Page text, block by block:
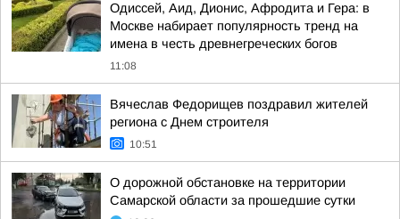
Одиссей, Аид, Дионис, Афродита и Гера: в
Москве набирает популярность тренд на
имена в честь древнегреческих богов
11:08
Вячеслав Федорищев поздравил жителей
региона с Днем строителя
10:51
О дорожной обстановке на территории
Самарской области за прошедшие сутки